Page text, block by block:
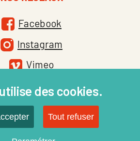
Facebook
Instagram
Vimeo
Site par :
des cookies.
Tout refuser